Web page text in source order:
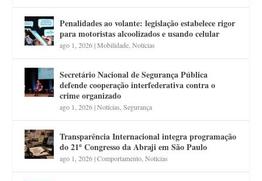
Penalidades ao volante: legislação estabelece rigor
para motoristas alcoolizados e usando celular
ago 1, 2026|Mobilidade ,Notícias
Secretário Nacional de Segurança Pública
defende cooperação interfederativa contra o
crime organizado
ago 1, 2026|Notícias ,Segurança
Transparência Internacional integra programação
do 21º Congresso da Abraji em São Paulo
ago 1, 2026|Comportamento ,Notícias